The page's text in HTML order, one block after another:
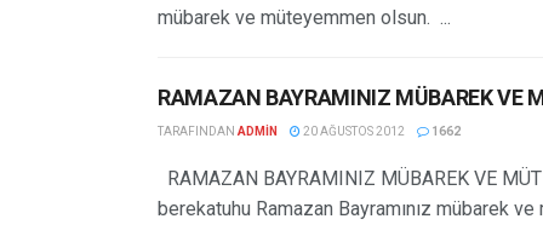
mübarek ve müteyemmen olsun. ...
RAMAZAN BAYRAMINIZ MÜBAREK VE
TARAFINDAN ADMIN 20 AĞUSTOS 2012 1662
RAMAZAN BAYRAMINIZ MÜBAREK VE
berekatuhu Ramazan Bayramınız mübarek